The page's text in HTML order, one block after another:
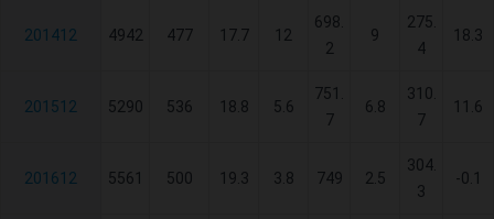
201412 4942 477 17.7 12
698.
2
9
275.
4
18.3
201512 5290 536 18.8 5.6
751.
7
6.8
310.
7
11.6
201612 5561 500 19.3 3.8 749 2.5
304.
3
-0.1